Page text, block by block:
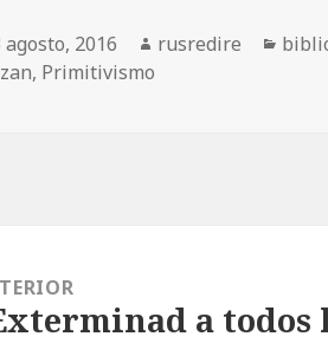
agosto, 2016 Autor
rusredire
, Primitivismo
a todos